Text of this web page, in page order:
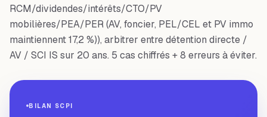
RCM/dividendes/intérêts/CTO/PV
mobilières/PEA/PER (AV, foncier, PEL/CEL et PV immo
maintiennent 17,2 %)), arbitrer entre détention directe /
AV / SCI IS sur 20 ans. 5 cas chiffrés + 8 erreurs à éviter.
BILAN SCPI